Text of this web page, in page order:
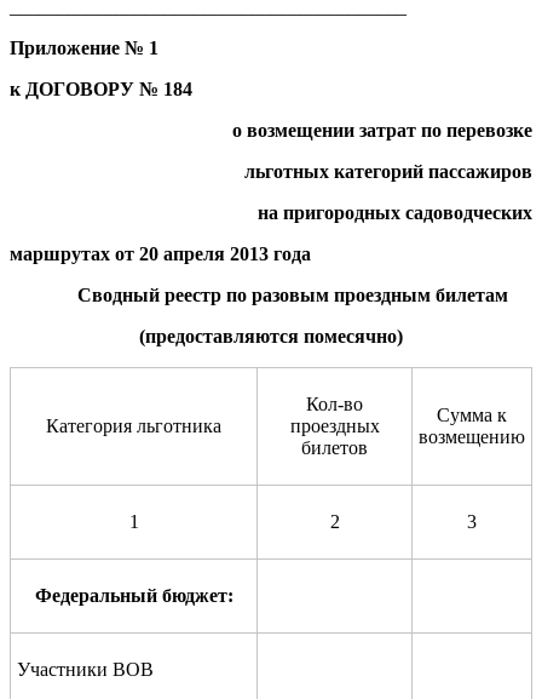
Приложение № 1
к ДОГОВОРУ № 184
о возмещении затрат по перевозке
льготных категорий пассажиров
на пригородных садоводческих
маршрутах от 20 апреля 2013 года
Сводный реестр по разовым проездным билетам
(предоставляются помесячно)
Категория льготника
Кол-во
проездных
билетов
Сумма к
возмещению
1 2 3
Федеральный бюджет:
Участники ВОВ